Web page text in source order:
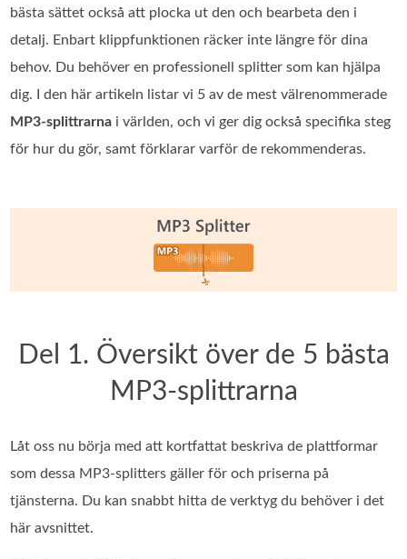
bästa sättet också att plocka ut den och bearbeta den i
detalj. Enbart klippfunktionen räcker inte längre för dina
behov. Du behöver en professionell splitter som kan hjälpa
dig. I den här artikeln listar vi 5 av de mest välrenommerade
MP3-splittrarna i världen, och vi ger dig också specifika steg
för hur du gör, samt förklarar varför de rekommenderas.
Del 1. Översikt över de 5 bästa
MP3-splittrarna
Låt oss nu börja med att kortfattat beskriva de plattformar
som dessa MP3-splitters gäller för och priserna på
tjänsterna. Du kan snabbt hitta de verktyg du behöver i det
här avsnittet.